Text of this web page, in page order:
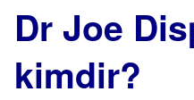
Dr Joe
kimdir?